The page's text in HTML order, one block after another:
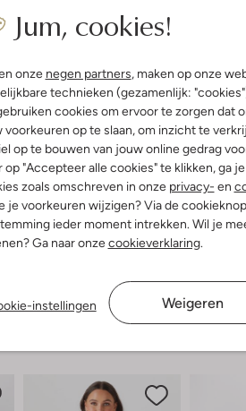
Jum, cookies!
onze negen partners, maken op onze
technieken (gezamenlijk:
cookies om ervoor te zorgen dat
voorkeuren op te slaan, om inzicht te
op te bouwen van jouw online gedrag
op "Accepteer alle cookies" te klikken, ga
zoals omschreven in onze privacy- en
je voorkeuren wijzigen? Via de
ieder moment intrekken. Wil je
Ga naar onzecookieverklaring.
instellingen Weigeren
1% Metelic Polyester
Fit
Hals
Lange Mouw